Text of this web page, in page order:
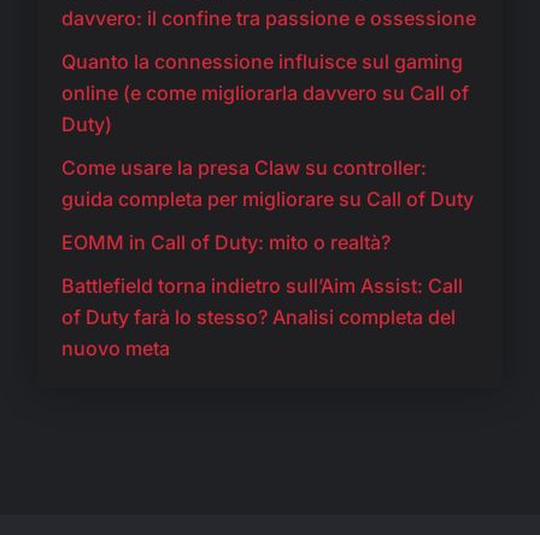
davvero: il confine tra passione e ossessione
Quanto la connessione influisce sul gaming
online (e come migliorarla davvero su Call of
Duty)
Come usare la presa Claw su controller:
guida completa per migliorare su Call of Duty
EOMM in Call of Duty: mito o realtà?
Battlefield torna indietro sull’Aim Assist: Call
of Duty farà lo stesso? Analisi completa del
nuovo meta